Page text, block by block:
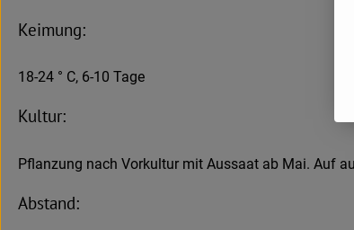
Keimung:
18-24 ° C, 6-10 Tage
Kultur:
Pflanzung nach Vorkultur mit Aussaat ab Mai. Auf
Abstand: